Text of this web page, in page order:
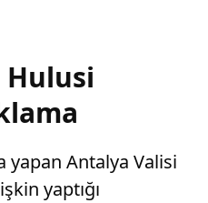
yapan Antalya Valisi
yaptığı